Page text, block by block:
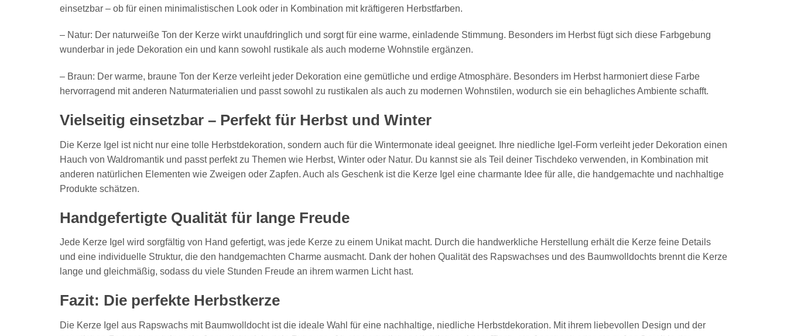
einsetzbar – ob für einen minimalistischen Look oder in Kombination mit kräftigeren Herbstfarben.
– Natur: Der naturweiße Ton der Kerze wirkt unaufdringlich und sorgt für eine warme, einladende Stimmung. Besonders im Herbst fügt sich diese Farbgebung
wunderbar in jede Dekoration ein und kann sowohl rustikale als auch moderne Wohnstile ergänzen.
– Braun: Der warme, braune Ton der Kerze verleiht jeder Dekoration eine gemütliche und erdige Atmosphäre. Besonders im Herbst harmoniert diese Farbe
hervorragend mit anderen Naturmaterialien und passt sowohl zu rustikalen als auch zu modernen Wohnstilen, wodurch sie ein behagliches Ambiente schafft.
Vielseitig einsetzbar – Perfekt für Herbst und Winter
Die Kerze Igel ist nicht nur eine tolle Herbstdekoration, sondern auch für die Wintermonate ideal geeignet. Ihre niedliche Igel-Form verleiht jeder Dekoration einen
Hauch von Waldromantik und passt perfekt zu Themen wie Herbst, Winter oder Natur. Du kannst sie als Teil deiner Tischdeko verwenden, in Kombination mit
anderen natürlichen Elementen wie Zweigen oder Zapfen. Auch als Geschenk ist die Kerze Igel eine charmante Idee für alle, die handgemachte und nachhaltige
Produkte schätzen.
Handgefertigte Qualität für lange Freude
Jede Kerze Igel wird sorgfältig von Hand gefertigt, was jede Kerze zu einem Unikat macht. Durch die handwerkliche Herstellung erhält die Kerze feine Details
und eine individuelle Struktur, die den handgemachten Charme ausmacht. Dank der hohen Qualität des Rapswachses und des Baumwolldochts brennt die Kerze
lange und gleichmäßig, sodass du viele Stunden Freude an ihrem warmen Licht hast.
Fazit: Die perfekte Herbstkerze
Die Kerze Igel aus Rapswachs mit Baumwolldocht ist die ideale Wahl für eine nachhaltige, niedliche Herbstdekoration. Mit ihrem liebevollen Design und der